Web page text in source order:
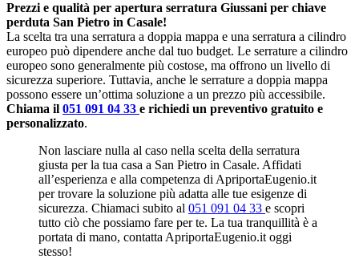
Prezzi e qualità per apertura serratura Giussani per chiave
perduta San Pietro in Casale!
La scelta tra una serratura a doppia mappa e una serratura a cilindro
europeo può dipendere anche dal tuo budget. Le serrature a cilindro
europeo sono generalmente più costose, ma offrono un livello di
sicurezza superiore. Tuttavia, anche le serrature a doppia mappa
possono essere un’ottima soluzione a un prezzo più accessibile.
Chiama il 051 091 04 33 e richiedi un preventivo gratuito e
personalizzato.
Non lasciare nulla al caso nella scelta della serratura
giusta per la tua casa a San Pietro in Casale. Affidati
all’esperienza e alla competenza di ApriportaEugenio.it
per trovare la soluzione più adatta alle tue esigenze di
sicurezza. Chiamaci subito al 051 091 04 33 e scopri
tutto ciò che possiamo fare per te. La tua tranquillità è a
portata di mano, contatta ApriportaEugenio.it oggi
stesso!